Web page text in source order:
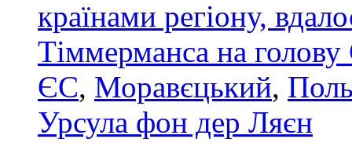
країнами регіону,
Тіммерманса на голову
ЄС, Моравєцький,
Урсула фон дер Ляєн